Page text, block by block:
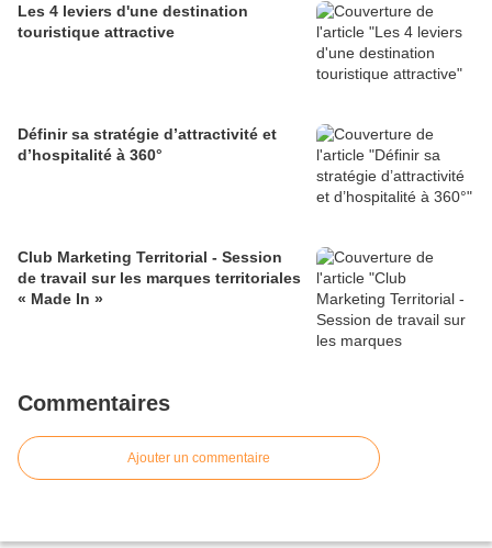
Les 4 leviers d'une destination
touristique attractive
Définir sa stratégie d’attractivité et
d’hospitalité à 360°
Club Marketing Territorial - Session
de travail sur les marques territoriales
« Made In »
Commentaires
Ajouter un commentaire